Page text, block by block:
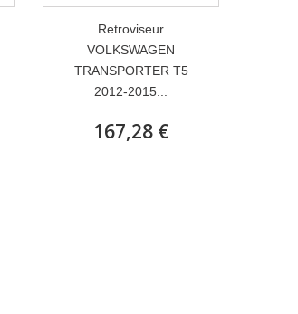
Retroviseur
VOLKSWAGEN
TRANSPORTER T5
2012-2015...
167,28 €